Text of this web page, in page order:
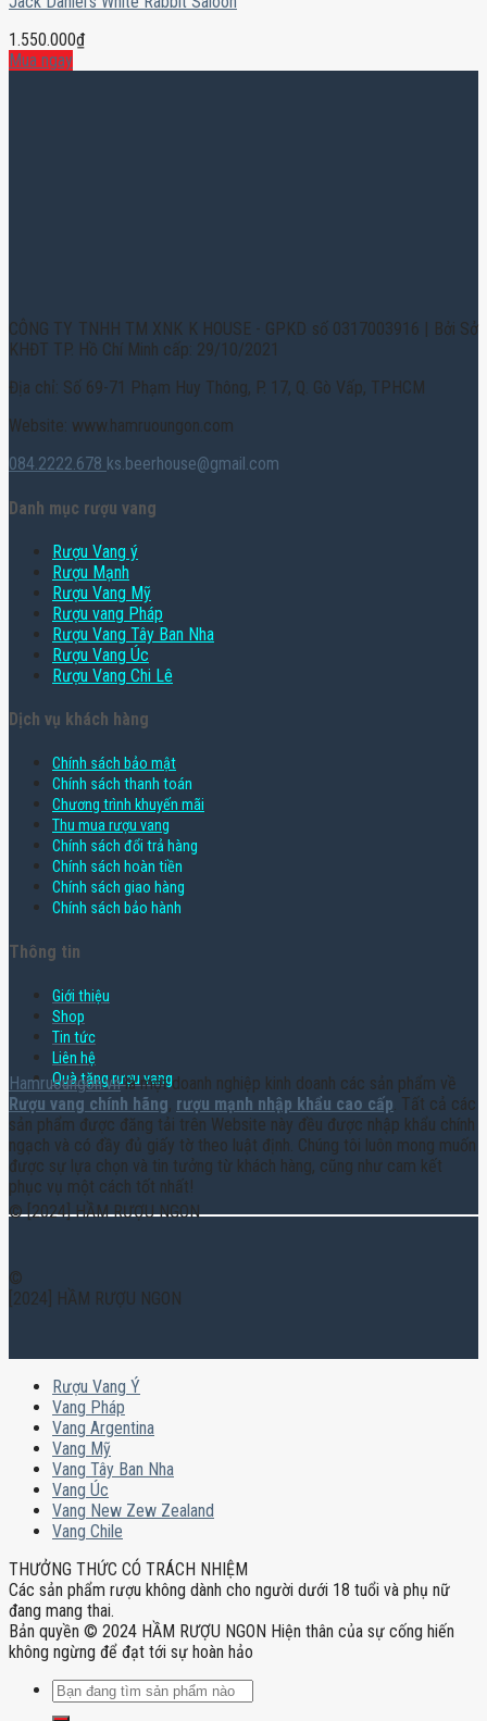
1.550.000₫
Mua ngay
CÔNG TY TNHH TM XNK K HOUSE - GPKD số 0317003916 | Bởi Sở
KHĐT TP. Hồ Chí Minh cấp: 29/10/2021
Địa chỉ: Số 69-71 Phạm Huy Thông, P. 17, Q. Gò Vấp, TPHCM
Website: www.hamruoungon.com
084.2222.678 ks.beerhouse@gmail.com
Danh mục rượu vang
Rượu Vang ý
Rượu Mạnh
Rượu Vang Mỹ
Rượu vang Pháp
Rượu Vang Tây Ban Nha
Rượu Vang Úc
Rượu Vang Chi Lê
Dịch vụ khách hàng
Chính sách bảo mật
Chính sách thanh toán
Chương trình khuyến mãi
Thu mua rượu vang
Chính sách đổi trả hàng
Chính sách hoàn tiền
Chính sách giao hàng
Chính sách bảo hành
Thông tin
Giới thiệu
Shop
Tin tức
Liên hệ
Quà tặng rượu vang
Hamruoungon.vnlà một doanh nghiệp kinh doanh các sản phẩm về
Rượu vang chính hãng, rượu mạnh nhập khẩu cao cấp. Tất cả các
sản phẩm được đăng tải trên Website này đều được nhập khẩu chính
ngạch và có đầy đủ giấy tờ theo luật định. Chúng tôi luôn mong muốn
được sự lựa chọn và tin tưởng từ khách hàng, cũng như cam kết
phục vụ một cách tốt nhất!
© [2024] HẦM RƯỢU NGON
©
[2024] HẦM RƯỢU NGON
Rượu Vang Ý
Vang Pháp
Vang Argentina
Vang Mỹ
Vang Tây Ban Nha
Vang Úc
Vang New Zew Zealand
Vang Chile
THƯỞNG THỨC CÓ TRÁCH NHIỆM
Các sản phẩm rượu không dành cho người dưới 18 tuổi và phụ nữ
đang mang thai.
Bản quyền © 2024 HẦM RƯỢU NGON Hiện thân của sự cống hiến
không ngừng để đạt tới sự hoàn hảo
Tìm
kiếm: